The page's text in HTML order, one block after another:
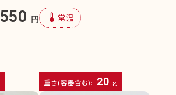
550 円 device_thermostat 常温
重さ(容器含む): 20 g